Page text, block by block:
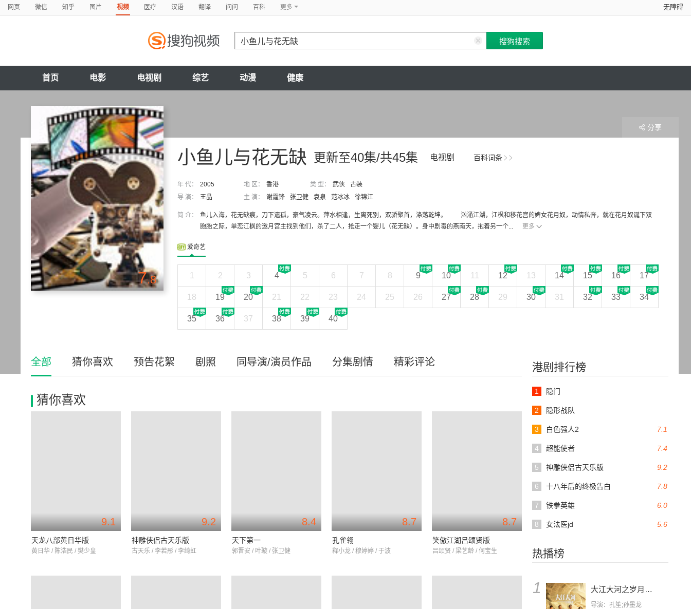
网页 微信 知乎 图片 视频 医疗 汉语 翻译 问问 百科 更多 无障碍
首页 电影 电视剧 综艺 动漫 健康
7.8
百科词条
更新至40集/共45集 电视剧
小鱼儿与花无缺
年 代： 2005 地 区： 香港 类 型： 武侠
古装
导 演：
王晶 主 演： 谢霆锋 张卫健 袁泉 范冰冰 徐锦江
简 介：
鱼儿入海，花无缺痕，刀下遗孤，豪气凌云。萍水相逢，生离死别，双骄聚首，涤荡乾坤。 汹涌江湖，江枫和移花宫的婢女花月奴，动情私奔，就在花月奴诞下双
胞胎之际，单恋江枫的邀月宫主找到他们，杀了二人，抢走一个婴儿（花无缺）。身中剧毒的燕南天，抱着另一个...
更多
爱奇艺
1 2 3 4 5 6 7 8 9 10 11 12 13 14 15 16 17
18 19 20 21 22 23 24 25 26 27 28 29 30 31 32 33 34
35 36 37 38 39 40
分享
港剧排行榜
1 隐门
2 隐形战队
7.1
3 白色强人2
7.4
4 超能使者
9.2
5 神雕侠侣古天乐版
7.8
6 十八年后的终极告白
6.0
7 铁拳英雄
5.6
8 女法医jd
热播榜
1 大江大河之岁月如歌
导演：孔笙;孙墨龙
全部 猜你喜欢 预告花絮 剧照 同导演/演员作品 分集剧情 精彩评论
猜你喜欢
9.1
天龙八部黄日华版
黄日华 / 陈浩民 / 樊少皇
9.2
神雕侠侣古天乐版
古天乐 / 李若彤 / 李绮虹
8.4
天下第一
郭晋安 / 叶璇 / 张卫健
8.7
孔雀翎
释小龙 / 穆婷婷 / 于波
8.7
笑傲江湖吕颂贤版
吕颂贤 / 梁艺龄 / 何宝生